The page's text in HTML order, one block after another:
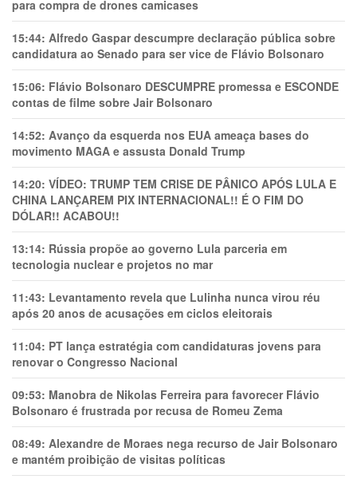
para compra de drones camicases
15:44: Alfredo Gaspar descumpre declaração pública sobre
candidatura ao Senado para ser vice de Flávio Bolsonaro
15:06: Flávio Bolsonaro DESCUMPRE promessa e ESCONDE
contas de filme sobre Jair Bolsonaro
14:52: Avanço da esquerda nos EUA ameaça bases do
movimento MAGA e assusta Donald Trump
14:20: VÍDEO: TRUMP TEM CRlSE DE PÂNlCO APÓS LULA E
CHINA LANÇAREM PIX INTERNACIONAL!! É O FIM DO
DÓLAR!! ACABOU!!
13:14: Rússia propõe ao governo Lula parceria em
tecnologia nuclear e projetos no mar
11:43: Levantamento revela que Lulinha nunca virou réu
após 20 anos de acusações em ciclos eleitorais
11:04: PT lança estratégia com candidaturas jovens para
renovar o Congresso Nacional
09:53: Manobra de Nikolas Ferreira para favorecer Flávio
Bolsonaro é frustrada por recusa de Romeu Zema
08:49: Alexandre de Moraes nega recurso de Jair Bolsonaro
e mantém proibição de visitas políticas